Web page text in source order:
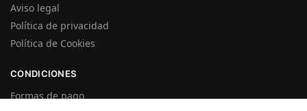
Aviso legal
Política de privacidad
Política de Cookies
CONDICIONES
Formas de pago